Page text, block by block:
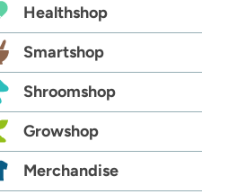
FastBuds
Female Seeds
French Touch Seeds
Garden of Green
GeneSeeds
G13 Labs
Grass-O-Matic
Healthshop
Smartshop
Shroomshop
Growshop
Merchandise